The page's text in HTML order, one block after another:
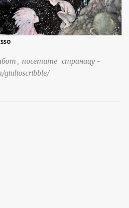
, посетите страницу -
giulioscribble/